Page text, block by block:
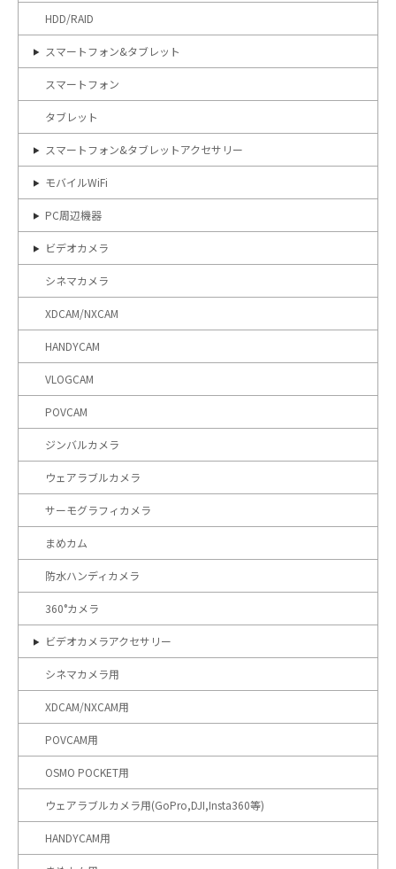
HDD/RAID
スマートフォン&タブレット
スマートフォン
タブレット
スマートフォン&タブレットアクセサリー
モバイルWiFi
PC周辺機器
ビデオカメラ
シネマカメラ
XDCAM/NXCAM
HANDYCAM
VLOGCAM
POVCAM
ジンバルカメラ
ウェアラブルカメラ
サーモグラフィカメラ
まめカム
防水ハンディカメラ
360°カメラ
ビデオカメラアクセサリー
シネマカメラ用
XDCAM/NXCAM用
POVCAM用
OSMO POCKET用
ウェアラブルカメラ用(GoPro,DJI,Insta360等)
HANDYCAM用